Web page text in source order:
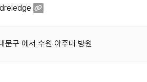
문구 에서 수원 아주대 뱡원